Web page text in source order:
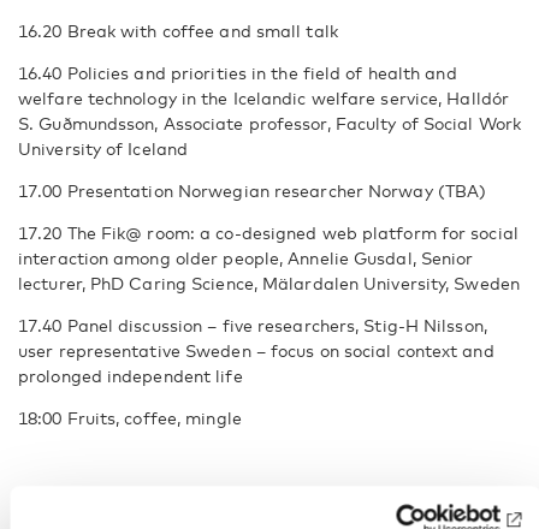
16.20 Break with coffee and small talk
16.40 Policies and priorities in the field of health and
welfare technology in the Icelandic welfare service, Halldór
S. Guðmundsson, Associate professor, Faculty of Social Work
University of Iceland
17.00 Presentation Norwegian researcher Norway (TBA)
17.20 The Fik@ room: a co-designed web platform for social
interaction among older people, Annelie Gusdal, Senior
lecturer, PhD Caring Science, Mälardalen University, Sweden
17.40 Panel discussion – five researchers, Stig-H Nilsson,
user representative Sweden – focus on social context and
prolonged independent life
18:00 Fruits, coffee, mingle